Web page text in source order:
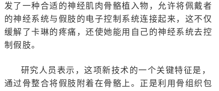
发了一种合适的神经肌肉骨骼植入物，允许将佩戴者
的神经系统与假肢的电子控制系统连接起来，这不仅
缓解了卡琳的疼痛，还使她能用自己的神经系统去控
制假肢。
研究人员表示，这项新技术的一个关键特征是，
通过骨整合将假肢附着在骨骼上。正是利用骨组织包